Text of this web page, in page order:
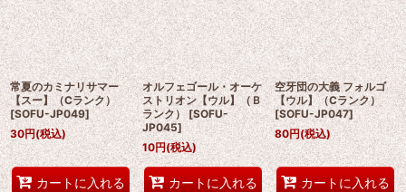
常夏のカミナリサマー
【スー】（Cランク）
[SOFU-JP049]
30円(税込)
カートに入れる
オルフェゴール・オーケ
ストリオン【ウル】（Ｂ
ランク） [SOFU-
JP045]
10円(税込)
カートに入れる
空牙団の大義 フォルゴ
【ウル】（Cランク）
[SOFU-JP047]
80円(税込)
カートに入れる